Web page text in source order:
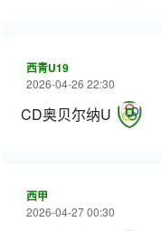
西青U19
2026-04-26 22:30
CD奥贝尔纳U19
西甲
2026-04-27 00:30